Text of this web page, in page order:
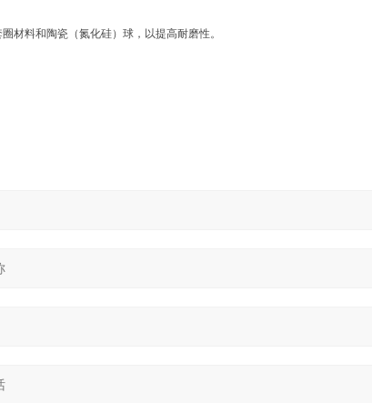
材料和陶瓷（氮化硅）球，以提高耐磨性。